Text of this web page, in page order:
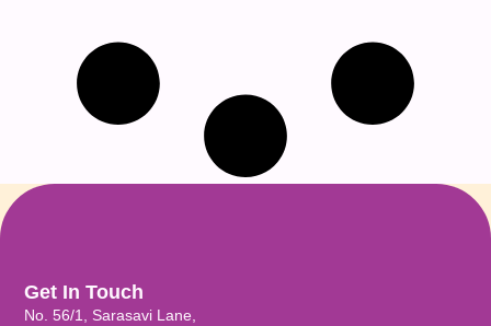
Get In Touch
No. 56/1, Sarasavi Lane,